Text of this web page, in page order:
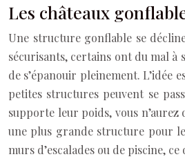
Les châteaux
Une structure gonflable se
sécurisants, certains ont du mal à
de s’épanouir pleinement.
petites structures peuvent se
supporte leur poids, vous
une plus grande structure pour
murs d’escalades ou de piscine,